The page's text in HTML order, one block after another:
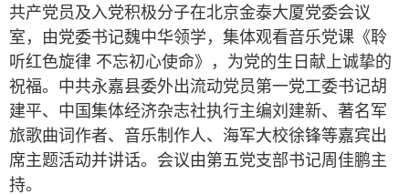
共产党员及入党积极分子在北京金泰大厦党委会议
室，由党委书记魏中华领学，集体观看音乐党课《聆
听红色旋律 不忘初心使命》，为党的生日献上诚挚的
祝福。中共永嘉县委外出流动党员第一党工委书记胡
建平、中国集体经济杂志社执行主编刘建新、著名军
旅歌曲词作者、音乐制作人、海军大校徐锋等嘉宾出
席主题活动并讲话。会议由第五党支部书记周佳鹏主
持。